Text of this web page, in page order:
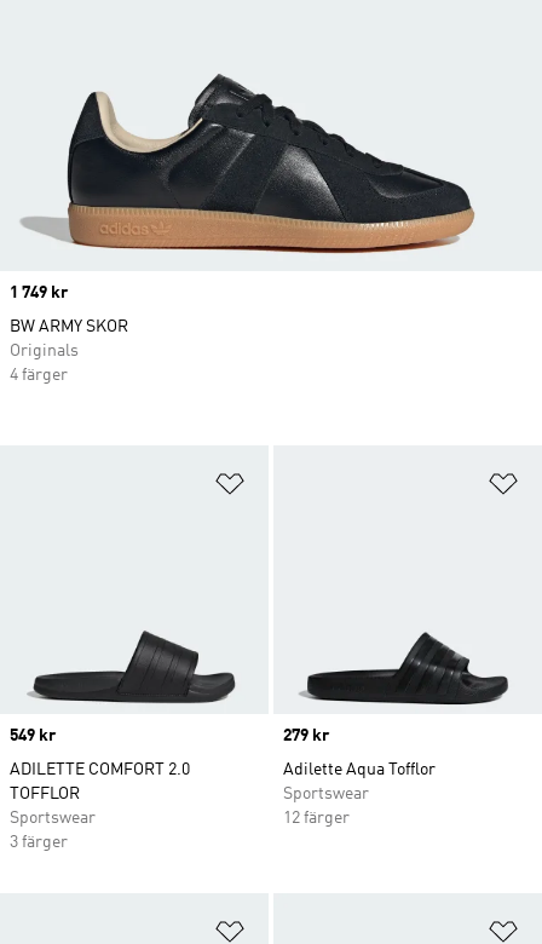
Price
549 kr
ADILETTE COMFORT 2.0
TOFFLOR
Sportswear
3 färger
Price
279 kr
Adilette Aqua Tofflor
Sportswear
12 färger
Price
1 749 kr
BW ARMY SKOR
Originals
4 färger